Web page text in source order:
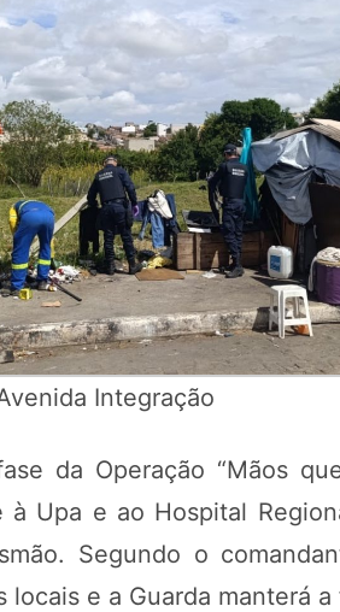
Integração
da Operação “Mãos
à Upa e ao Hospital
Segundo o
locais e a Guarda manterá